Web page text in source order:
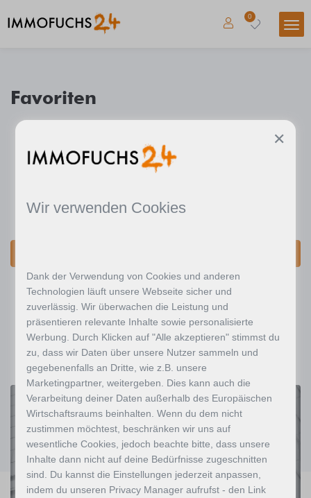
0
Favoriten
Du hast noch keine
Favoriten.
NEWSLETTER
Melden Sie sich für den
Newsletter an
✕
Wir verwenden Cookies
Dank der Verwendung von Cookies und anderen
Technologien läuft unsere Webseite sicher und
zuverlässig. Wir überwachen die Leistung und
präsentieren relevante Inhalte sowie personalisierte
Werbung. Durch Klicken auf "Alle akzeptieren" stimmst du
zu, dass wir Daten über unsere Nutzer sammeln und
gegebenenfalls an Dritte, wie z.B. unsere
Marketingpartner, weitergeben. Dies kann auch die
Verarbeitung deiner Daten außerhalb des Europäischen
Wirtschaftsraums beinhalten. Wenn du dem nicht
zustimmen möchtest, beschränken wir uns auf
wesentliche Cookies, jedoch beachte bitte, dass unsere
Inhalte dann nicht auf deine Bedürfnisse zugeschnitten
sind. Du kannst die Einstellungen jederzeit anpassen,
indem du unseren Privacy Manager aufrufst - den Link